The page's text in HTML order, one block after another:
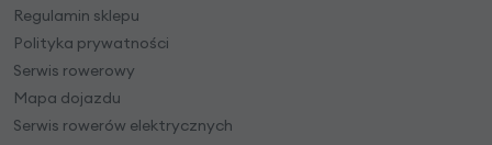
Regulamin sklepu
Polityka prywatności
Serwis rowerowy
Mapa dojazdu
Serwis rowerów elektrycznych